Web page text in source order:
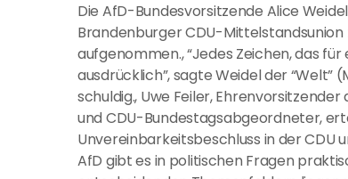
Die AfD-Bundesvorsitzende Alice
Brandenburger CDU-Mittelstandsunion
aufgenommen., “Jedes Zeichen, das
ausdrücklich”, sagte Weidel der
schuldig., Uwe Feiler,
und CDU-Bundestagsabgeordneter,
Unvereinbarkeitsbeschluss in der CDU
AfD gibt es in politischen Fragen